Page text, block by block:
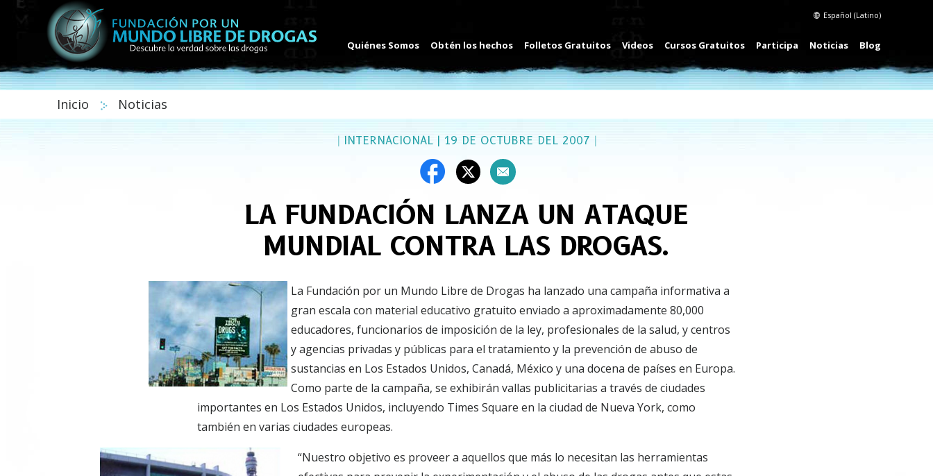
Español (Latino)
Quiénes Somos Obtén los hechos Folletos Gratuitos Videos Cursos Gratuitos Participa Noticias Blog
Inicio Noticias
|INTERNACIONAL | 19 DE OCTUBRE DEL 2007 |
LA FUNDACIÓN LANZA UN ATAQUE
MUNDIAL CONTRA LAS DROGAS.
La Fundación por un Mundo Libre de Drogas ha lanzado una campaña informativa a
gran escala con material educativo gratuito enviado a aproximadamente 80,000
educadores, funcionarios de imposición de la ley, profesionales de la salud, y centros
y agencias privadas y públicas para el tratamiento y la prevención de abuso de
sustancias en Los Estados Unidos, Canadá, México y una docena de países en Europa.
Como parte de la campaña, se exhibirán vallas publicitarias a través de ciudades
importantes en Los Estados Unidos, incluyendo Times Square en la ciudad de Nueva York, como
también en varias ciudades europeas.
“Nuestro objetivo es proveer a aquellos que más lo necesitan las herramientas